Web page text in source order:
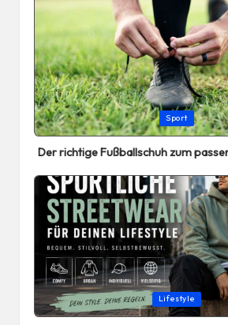
Posted
in
Sport
Der richtige Fußballschuh zum
Posted
in
Lifestyle